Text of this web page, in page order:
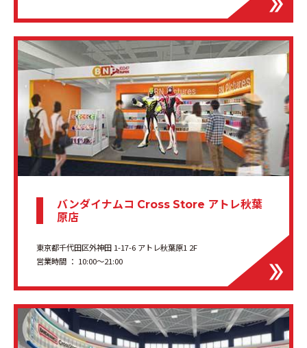
バンダイナムコ Cross Store アトレ秋葉
原店
東京都千代田区外神田 1-17-6 アトレ秋葉原1 2F
営業時間 ： 10:00〜21:00